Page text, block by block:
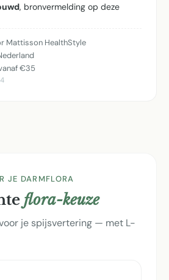
, bronvermelding op deze
Mattisson HealthStyle
€35
JE DARMFLORA
flora-keuze
je spijsvertering — met L-